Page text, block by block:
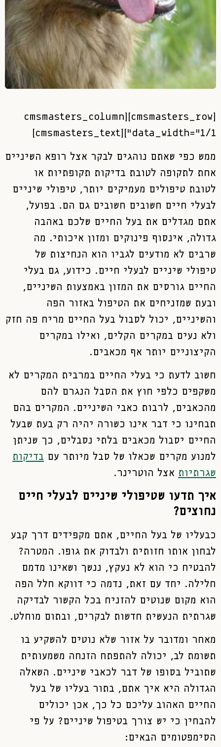
[cmsmasters_row][cmsmasters_column
data_width="1/1"][cmsmasters_text]
ממש כפי שאתם נוהגים לבקר אצל רופא השיניים
אחת לתקופה לטובת בדיקות תקופתיות או
לטובת טיפולים מעמיקים יותר, טיפולי שיניים
לבעלי חיים חשובים חשובים גם הם. בפועל,
אתם מגדלים את בעל החיים שלכם באהבה
גדולה, אינסוף פינוקים ומזון איכותי. מה
שרבים לא מודעים לגביו הוא הנחיצות של
טיפולי שיניים לבעלי חיים. כידוע, גם בעלי
החיים גורסים את המזון באמצעות השיניים,
ובעת שמזניחים את הטיפול באזור הפה
והשיניים, יכול לסבול בעל החיים מריח פה חזק
ולא נעים במקרים הקלים, ואילו במקרים
הקיצוניים יותר אף מכאבים.
חשוב לדעת כי בעלי החיים במרבית המקרים לא
משקפים כלפי חוץ את הסבל הנגרם להם
מהכאבים, לרבות כאבי השיניים. המקרים בהם
תבחינו כי דבר אינו כשורה יהיה רק בעת שבעל
החיים יסבול מכאבים בלתי נסבלים, כך שניתן
למנוע מקרים שכאלו של סבל מיותר עם בדיקות
שגרתיות אצל הוטרינר.
איך תדעו שטיפולי שיניים לבעלי חיים
נחוצים?
כבעליו של בעל החיים, אתם מקפידים דרך קבע
לבחון אותו חזותית ולבדוק את גופו. המטרה?
להבטיח כי הוא לא נעקץ, ננשך ושאינו מדמם
חלילה. יחד עם זאת, נדמה כי דווקא חלל הפה
הוא מקום שנוטים להזניח בכל הקשור לבדיקה
שגרתית הנעשית חדשות לבקרים, ובתום מוחלט.
מאחר ומדובר על אזור שלא נוטים להשקיע בו
תשומת לב, יכולה להתפתח הזנחה משמעותית
שתוביל בסופו של דבר לכאבי שיניים. השאלה
הגדולה היא איך אתם, בתור בעליו של בעל
החיים האהוב עליכם כל כך, אכן יכולים
להבחין כי יש צורך בטיפול שיניים? על פי
הסימפטומים הבאים: